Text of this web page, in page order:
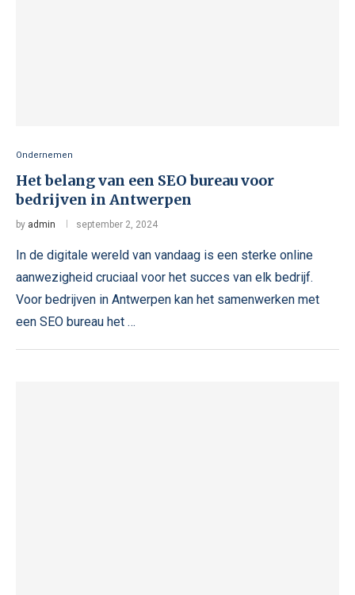
Ondernemen
Het belang van een SEO bureau voor
bedrijven in Antwerpen
by admin september 2, 2024
In de digitale wereld van vandaag is een sterke online
aanwezigheid cruciaal voor het succes van elk bedrijf.
Voor bedrijven in Antwerpen kan het samenwerken met
een SEO bureau het …